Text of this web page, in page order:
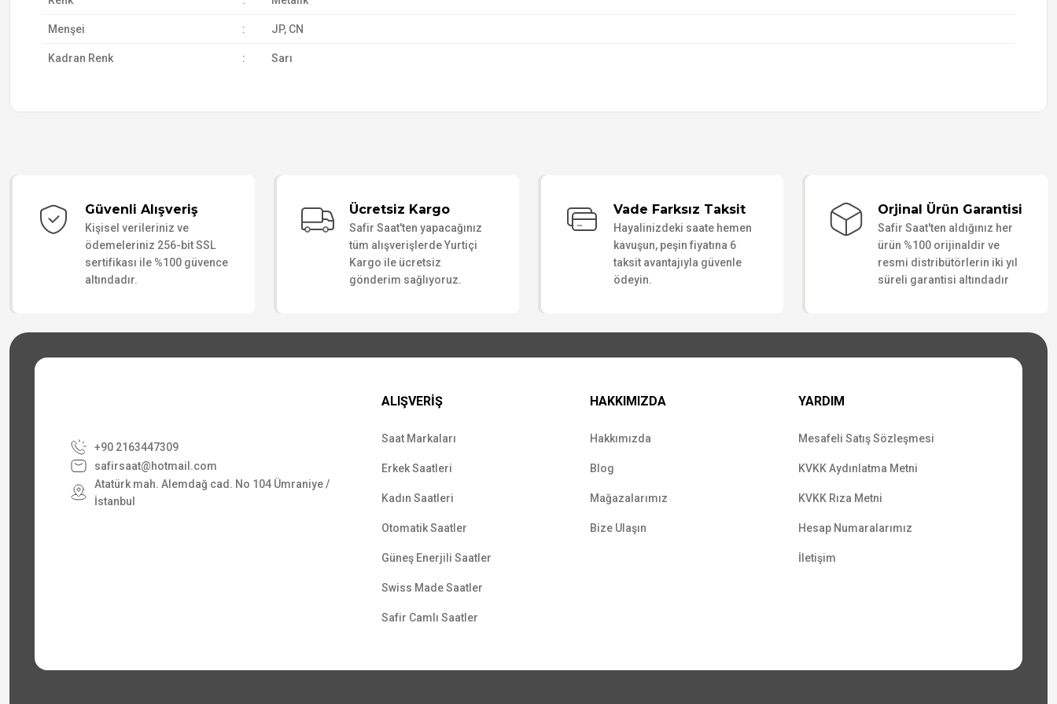
Menşei : JP, CN
Kadran Renk : Sarı
Güvenli Alışveriş
Kişisel verileriniz ve
ödemeleriniz 256-bit SSL
sertifikası ile %100 güvence
altındadır.
Ücretsiz Kargo
Safir Saat'ten yapacağınız
tüm alışverişlerde Yurtiçi
Kargo ile ücretsiz
gönderim sağlıyoruz.
Vade Farksız Taksit
Hayalinizdeki saate hemen
kavuşun, peşin fiyatına 6
taksit avantajıyla güvenle
ödeyin.
Orjinal Ürün Garantisi
Safir Saat'ten aldığınız her
ürün %100 orijinaldir ve
resmi distribütörlerin iki yıl
süreli garantisi altındadır
+90 2163447309
safirsaat@hotmail.com
Atatürk mah. Alemdağ cad. No 104 Ümraniye /
İstanbul
ALIŞVERİŞ
Saat Markaları
Erkek Saatleri
Kadın Saatleri
Otomatik Saatler
Güneş Enerjili Saatler
Swiss Made Saatler
Safir Camlı Saatler
HAKKIMIZDA
Hakkımızda
Blog
Mağazalarımız
Bize Ulaşın
YARDIM
Mesafeli Satış Sözleşmesi
KVKK Aydınlatma Metni
KVKK Rıza Metni
Hesap Numaralarımız
İletişim